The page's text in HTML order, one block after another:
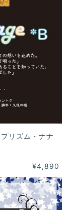
プリズム・ナナ
¥4,890